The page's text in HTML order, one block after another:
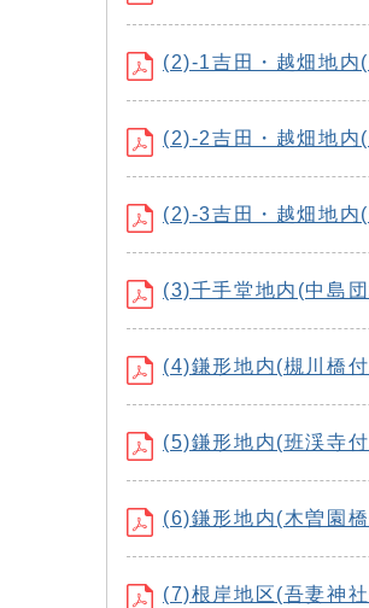
(2)-1吉田・越畑地
(2)-2吉田・越畑地
(2)-3吉田・越畑地
(3)千手堂地内(中島
(4)鎌形地内(槻川橋
(5)鎌形地内(班渓寺
(6)鎌形地内(木曽園
(7)根岸地区(吾妻神